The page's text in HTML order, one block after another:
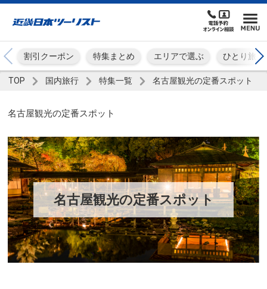
割引クーポン 特集まとめ エリアで選ぶ ひとり旅
TOP 国内旅行 特集一覧 名古屋観光の定番スポット
名古屋観光の定番スポット
名古屋観光の定番スポット